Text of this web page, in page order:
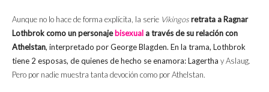
Aunque no lo hace de forma explícita, la serie Vikingosretrata a Ragnar
Lothbrok como un personajebisexual a través de su relación con
Athelstan, interpretado por George Blagden. En la trama, Lothbrok
tiene 2 esposas, de quienes de hecho se enamora: Lagertha y Aslaug.
Pero por nadie muestra tanta devoción como por Athelstan.